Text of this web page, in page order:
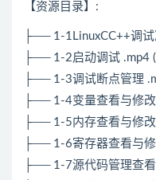
【资源目录】:
├── 1-1LinuxCC++调
├── 1-2启动调试 .mp4
├── 1-3调试断点管理
├── 1-4变量查看与修
├── 1-5内存查看与修
├── 1-6寄存器查看与
├── 1-7源代码管理查